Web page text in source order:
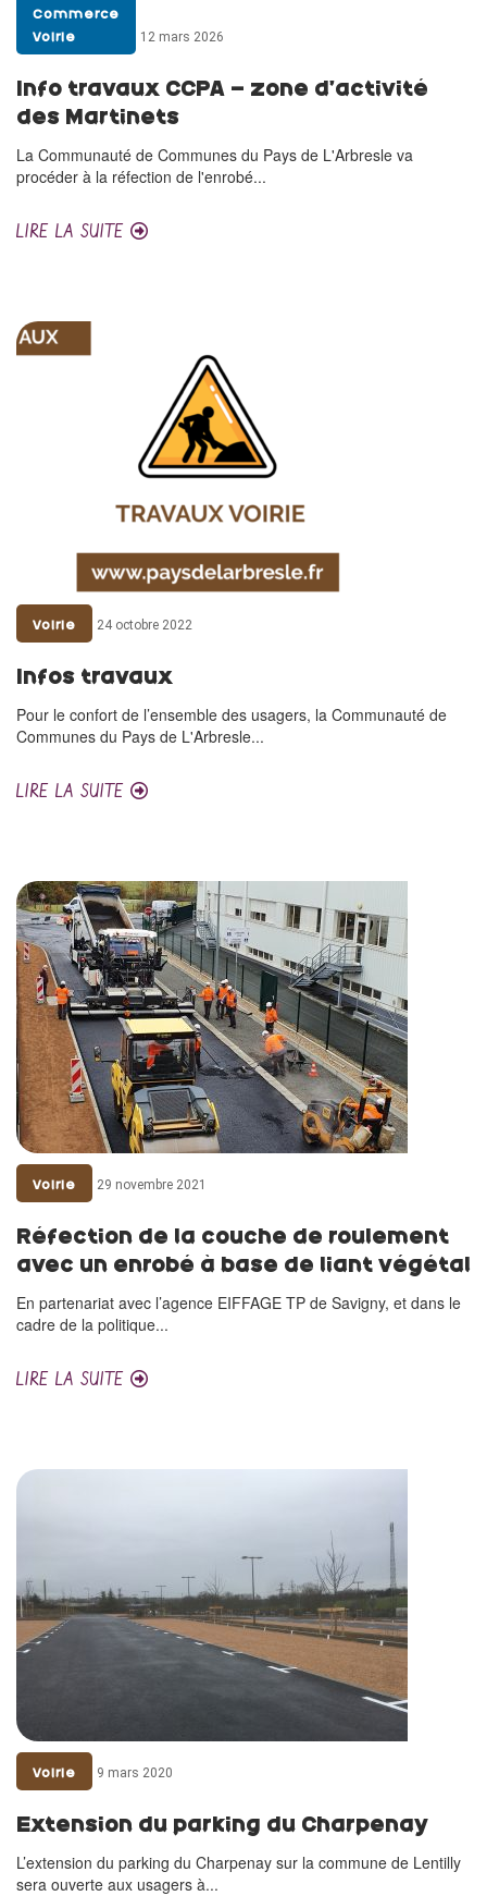
Commerce
Voirie
12 mars 2026
Info travaux CCPA – zone d’activité
des Martinets
La Communauté de Communes du Pays de L'Arbresle va
procéder à la réfection de l'enrobé...
LIRE LA SUITE
Voirie 24 octobre 2022
Infos travaux
Pour le confort de l’ensemble des usagers, la Communauté de
Communes du Pays de L'Arbresle...
LIRE LA SUITE
Voirie 29 novembre 2021
Réfection de la couche de roulement
avec un enrobé à base de liant végétal
En partenariat avec l’agence EIFFAGE TP de Savigny, et dans le
cadre de la politique...
LIRE LA SUITE
Voirie 9 mars 2020
Extension du parking du Charpenay
L’extension du parking du Charpenay sur la commune de Lentilly
sera ouverte aux usagers à...